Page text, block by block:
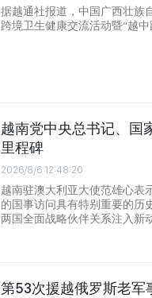
据越通社报道，中国广西壮族
跨境卫生健康交流活动暨“越
越南党中央总书记、国
里程碑
2026/8/6 12:48:20
越南驻澳大利亚大使范雄心表
的国事访问具有特别重要的历
两国全面战略伙伴关系注入新
第53次援越俄罗斯老军